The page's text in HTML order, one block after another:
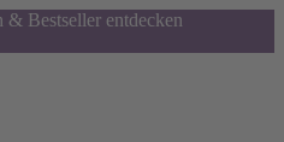
& Bestseller entdecken